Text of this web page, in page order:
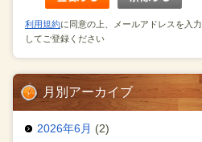
利用規約に同意の上、メールアドレスを入力
してご登録ください
月別アーカイブ
2026年6月 (2)